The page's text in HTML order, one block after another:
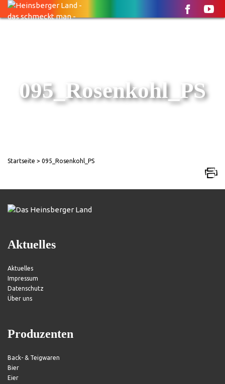
095_Rosenkohl_PS
Startseite > 095_Rosenkohl_PS
Aktuelles
Aktuelles
Impressum
Datenschutz
Über uns
Produzenten
Back- & Teigwaren
Bier
Eier